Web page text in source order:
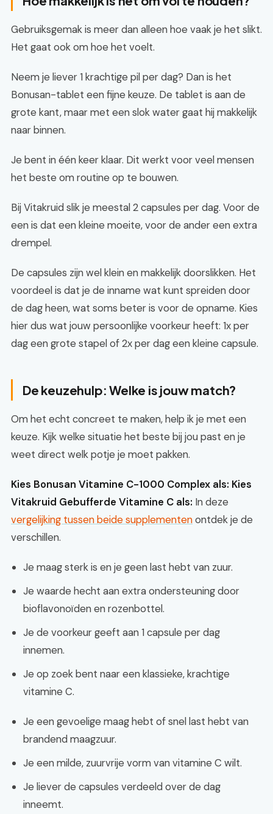
Gebruiksgemak is meer dan alleen hoe vaak je het slikt.
Het gaat ook om hoe het voelt.
Neem je liever 1 krachtige pil per dag? Dan is het
Bonusan-tablet een fijne keuze. De tablet is aan de
grote kant, maar met een slok water gaat hij makkelijk
naar binnen.
Je bent in één keer klaar. Dit werkt voor veel mensen
het beste om routine op te bouwen.
Bij Vitakruid slik je meestal 2 capsules per dag. Voor de
een is dat een kleine moeite, voor de ander een extra
drempel.
De capsules zijn wel klein en makkelijk doorslikken. Het
voordeel is dat je de inname wat kunt spreiden door
de dag heen, wat soms beter is voor de opname. Kies
hier dus wat jouw persoonlijke voorkeur heeft: 1x per
dag een grote stapel of 2x per dag een kleine capsule.
De keuzehulp: Welke is jouw match?
Om het echt concreet te maken, help ik je met een
keuze. Kijk welke situatie het beste bij jou past en je
weet direct welk potje je moet pakken.
Kies Bonusan Vitamine C-1000 Complex als: Kies
Vitakruid Gebufferde Vitamine C als: In deze
vergelijking tussen beide supplementenontdek je de
verschillen.
Je maag sterk is en je geen last hebt van zuur.
Je waarde hecht aan extra ondersteuning door
bioflavonoïden en rozenbottel.
Je de voorkeur geeft aan 1 capsule per dag
innemen.
Je op zoek bent naar een klassieke, krachtige
vitamine C.
Je een gevoelige maag hebt of snel last hebt van
brandend maagzuur.
Je een milde, zuurvrije vorm van vitamine C wilt.
Je liever de capsules verdeeld over de dag
inneemt.